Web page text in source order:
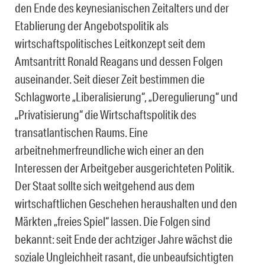
den Ende des keynesianischen Zeitalters und der
Etablierung der Angebotspolitik als
wirtschaftspolitisches Leitkonzept seit dem
Amtsantritt Ronald Reagans und dessen Folgen
auseinander. Seit dieser Zeit bestimmen die
Schlagworte „Liberalisierung“, „Deregulierung“ und
„Privatisierung“ die Wirtschaftspolitik des
transatlantischen Raums. Eine
arbeitnehmerfreundliche wich einer an den
Interessen der Arbeitgeber ausgerichteten Politik.
Der Staat sollte sich weitgehend aus dem
wirtschaftlichen Geschehen heraushalten und den
Märkten „freies Spiel“ lassen. Die Folgen sind
bekannt: seit Ende der achtziger Jahre wächst die
soziale Ungleichheit rasant, die unbeaufsichtigten